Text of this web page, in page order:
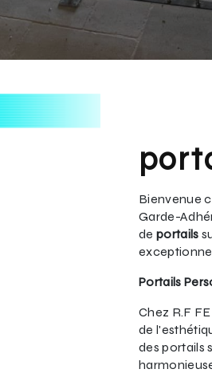
Bienvenue
Garde-
de portails
Portails
Chez R.F
de
des portails